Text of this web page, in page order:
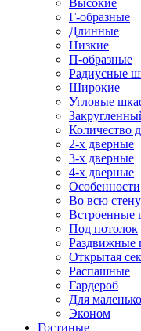
Высокие
Г-образные
Длинные
Низкие
П-образные
Радиусные
Широкие
Угловые
Количество
2-х дверные
3-х дверные
4-х дверные
Особенности
Во всю стену
Встроенные
Под потолок
Раздвижные
Открытая
Распашные
Гардероб
Для
Эконом
Гостиные